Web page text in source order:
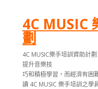
4C MUSIC
劃
4C MUSIC樂手培訓資助計
提升音樂技
巧和積極學習，而經濟有困
讀 4C MUSIC 樂手培訓之學